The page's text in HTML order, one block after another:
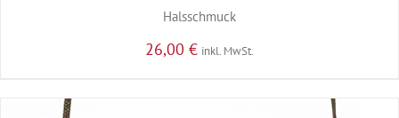
Halsschmuck
26,00 € inkl. MwSt.